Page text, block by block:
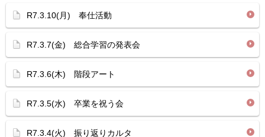
R7.3.10(月) 奉仕活動
R7.3.7(金) 総合学習の発表会
R7.3.6(木) 階段アート
R7.3.5(水) 卒業を祝う会
R7.3.4(火) 振り返りカルタ